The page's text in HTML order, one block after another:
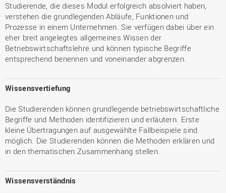
Studierende, die dieses Modul erfolgreich absolviert haben,
verstehen die grundlegenden Abläufe, Funktionen und
Prozesse in einem Unternehmen. Sie verfügen dabei über ein
eher breit angelegtes allgemeines Wissen der
Betriebswirtschaftslehre und können typische Begriffe
entsprechend benennen und voneinander abgrenzen.
Wissensvertiefung
Die Studierenden können grundlegende betriebswirtschaftliche
Begriffe und Methoden identifizieren und erläutern. Erste
kleine Übertragungen auf ausgewählte Fallbeispiele sind
möglich. Die Studierenden können die Methoden erklären und
in den thematischen Zusammenhang stellen.
Wissensverständnis